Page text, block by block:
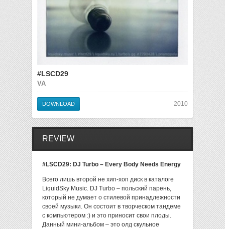
#LSCD29
VA
DOWNLOAD 2010
REVIEW
#LSCD29: DJ Turbo – Every Body Needs Energy
Всего лишь второй не хип-хоп диск в каталоге
LiquidSky Music. DJ Turbo – польский парень,
который не думает о стилевой принадлежности
своей музыки. Он состоит в творческом тандеме
с компьютером :) и это приносит свои плоды.
Данный мини-альбом – это олд скульное